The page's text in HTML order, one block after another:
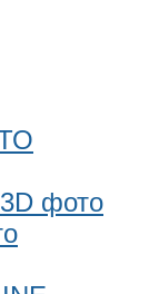
фото